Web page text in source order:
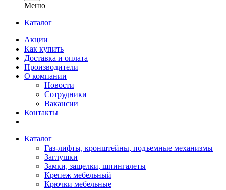
Меню
Каталог
Акции
Как купить
Доставка и оплата
Производители
О компании
Новости
Сотрудники
Вакансии
Контакты
Каталог
Газ-лифты, кронштейны, подъемные механизмы
Заглушки
Замки, защелки, шпингалеты
Крепеж мебельный
Крючки мебельные